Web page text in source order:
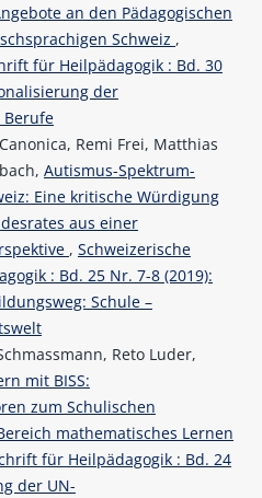
an den Pädagogischen
Schweiz ,
für Heilpädagogik : Bd. 30
der
Berufe
Remi Frei, Matthias
Autismus-Spektrum-
Eine kritische Würdigung
aus einer
, Schweizerische
: Bd. 25 Nr. 7-8 (2019):
Schule –
Reto Luder,
mit BISS:
zum Schulischen
mathematisches Lernen
für Heilpädagogik : Bd. 24
der UN-